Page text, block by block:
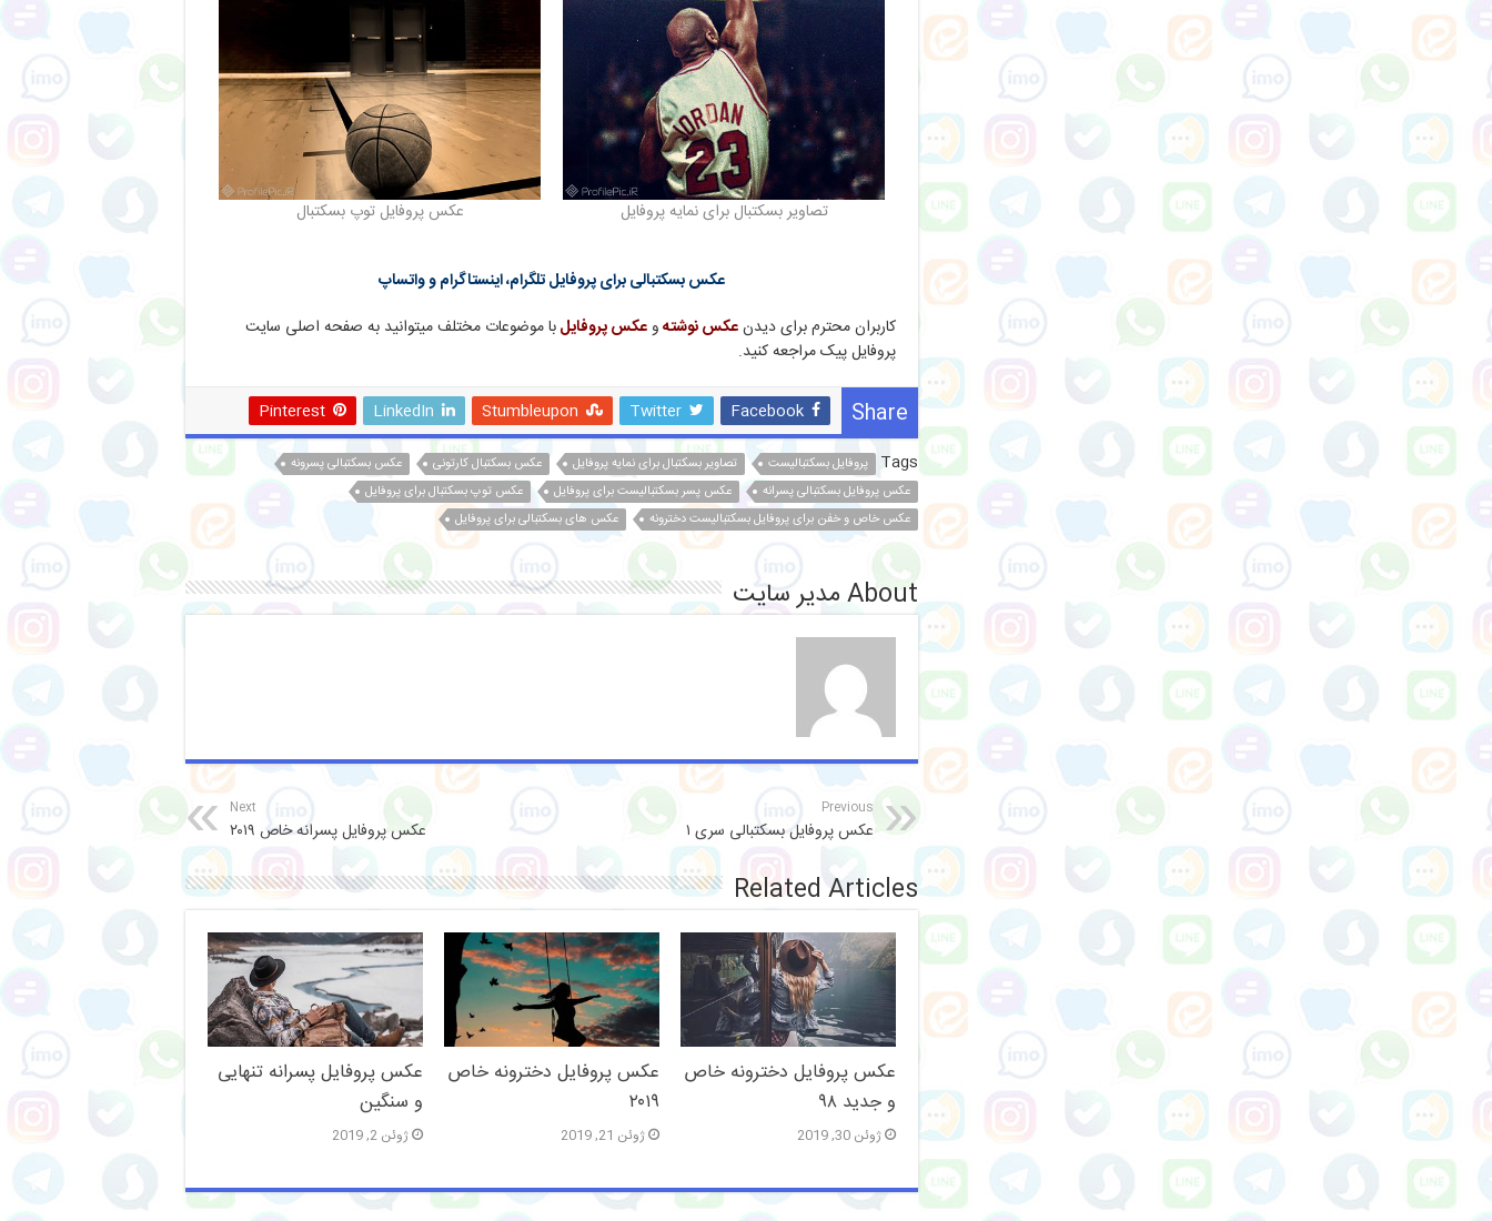
تصاویر بسکتبال برای نمایه پروفایل عکس پروفایل توپ بسکتبال
عکس بسکتبالی برای پروفایل تلگرام، اینستاگرام و واتساپ
کاربران محترم برای دیدنعکس نوشتهوعکس پروفایلبا موضوعات مختلف میتوانید به صفحه اصلی سایت
پروفایل پیک مراجعه کنید.
Share
Facebook
Twitter
Stumbleupon
LinkedIn
Pinterest
Tags
پروفایل بسکتبالیست تصاویر بسکتبال برای نمایه پروفایل عکس بسکتبال کارتونی
عکس بسکتبالی پسرونه
عکس پروفایل بسکتبالی پسرانه
عکس پسر بسکتبالیست برای پروفایل
عکس توپ بسکتبال برای پروفایل
عکس خاص و خفن برای پروفایل بسکتبالیست دخترونه
عکس های بسکتبالی برای پروفایل
About مدیر سایت
Previous
عکس پروفایل بسکتبالی سری ۱
Next
عکس پروفایل پسرانه خاص ۲۰۱۹
Related Articles
عکس پروفایل دخترونه خاص
و جدید ۹۸
ژوئن 30, 2019
عکس پروفایل دخترونه خاص
۲۰۱۹
ژوئن 21, 2019
عکس پروفایل پسرانه تنهایی
و سنگین
ژوئن 2, 2019